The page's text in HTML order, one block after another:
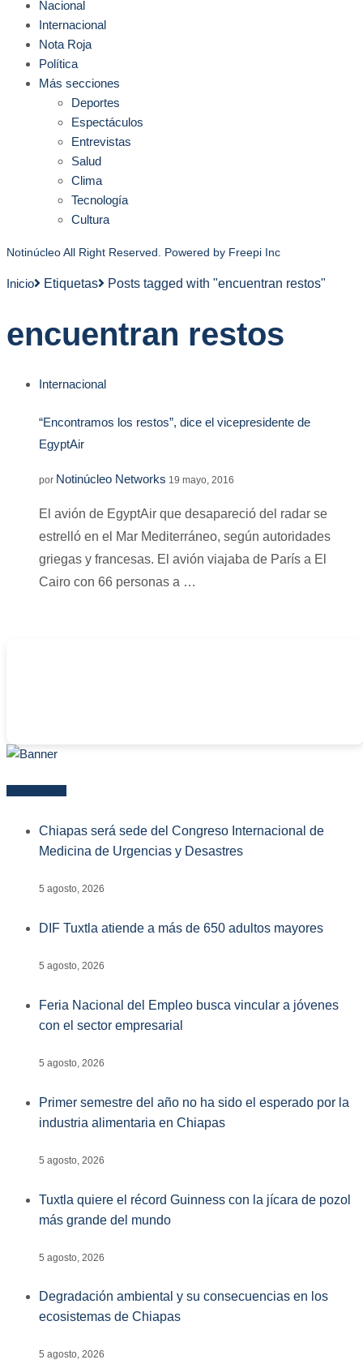
Nacional
Internacional
Nota Roja
Política
Más secciones
Deportes
Espectáculos
Entrevistas
Salud
Clima
Tecnología
Cultura
Notinúcleo All Right Reserved. Powered by Freepi Inc
Inicio Etiquetas Posts tagged with "encuentran restos"
encuentran restos
Internacional
“Encontramos los restos”, dice el vicepresidente de
EgyptAir
por Notinúcleo Networks 19 mayo, 2016
El avión de EgyptAir que desapareció del radar se
estrelló en el Mar Mediterráneo, según autoridades
griegas y francesas. El avión viajaba de París a El
Cairo con 66 personas a …
Chiapas será sede del Congreso Internacional de
Medicina de Urgencias y Desastres
5 agosto, 2026
DIF Tuxtla atiende a más de 650 adultos mayores
5 agosto, 2026
Feria Nacional del Empleo busca vincular a jóvenes
con el sector empresarial
5 agosto, 2026
Primer semestre del año no ha sido el esperado por la
industria alimentaria en Chiapas
5 agosto, 2026
Tuxtla quiere el récord Guinness con la jícara de pozol
más grande del mundo
5 agosto, 2026
Degradación ambiental y su consecuencias en los
ecosistemas de Chiapas
5 agosto, 2026